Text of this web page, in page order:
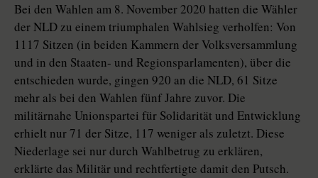
Bei den Wahlen am 8. November 2020 hatten die Wähler
der NLD zu einem triumphalen Wahlsieg verholfen: Von
1117 Sitzen (in beiden Kammern der Volksversammlung
und in den Staaten- und Regionsparlamenten), über die
entschieden wurde, gingen 920 an die NLD, 61 Sitze
mehr als bei den Wahlen fünf Jahre zuvor. Die
militärnahe Unionspartei für Solidarität und Entwicklung
erhielt nur 71 der Sitze, 117 weniger als zuletzt. Diese
Niederlage sei nur durch Wahlbetrug zu erklären,
erklärte das Militär und rechtfertigte damit den Putsch.